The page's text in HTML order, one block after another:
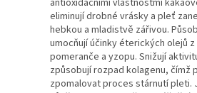
antioxidačními vlastnostmi
eliminují drobné vrásky a pleť
hebkou a mladistvě zářivou.
umocňují účinky éterických olejů
pomeranče a yzopu. Snižují
způsobují rozpad kolagenu, čímž
zpomalovat proces stárnutí pleti.